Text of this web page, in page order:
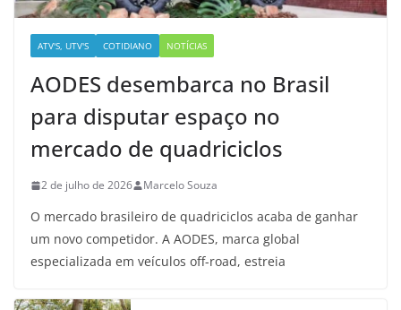
ATV'S, UTV'S COTIDIANO NOTÍCIAS
AODES desembarca no Brasil
para disputar espaço no
mercado de quadriciclos
2 de julho de 2026 Marcelo Souza
O mercado brasileiro de quadriciclos acaba de ganhar
um novo competidor. A AODES, marca global
especializada em veículos off-road, estreia